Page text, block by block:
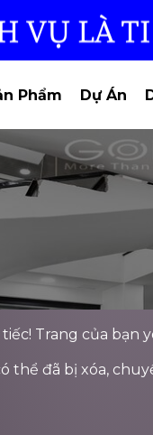
Phẩm Dự Án
Trang của bạn
thể đã bị xóa,